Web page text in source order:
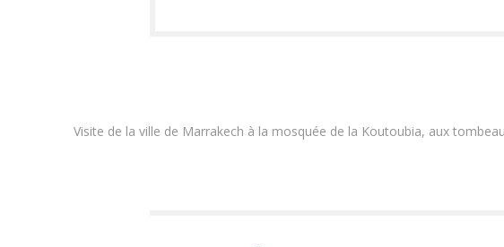
Visite de la ville de Marrakech à la mosquée de la Koutoubia, aux